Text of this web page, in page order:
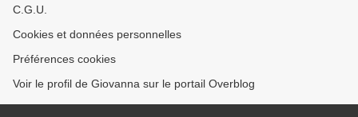
C.G.U.
Cookies et données personnelles
Préférences cookies
Voir le profil de Giovanna sur le portail Overblog